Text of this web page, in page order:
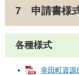
7 申請書様
各種様式
幸田町資源